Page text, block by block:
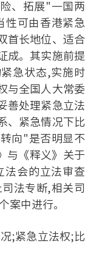
、拓展"一国两
性可由香港紧急
首长地位、适合
成。其实施前提
急状态,实施时
与全国人大常委
善处理紧急立法
、紧急情况下比
向"是否明显不
与《释义》关于
法会的立法审查
法专断,相关司
案中进行。
;紧急立法权;比